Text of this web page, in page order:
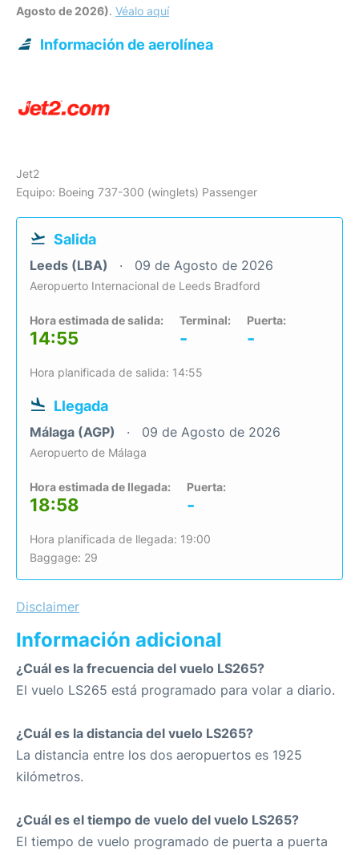
Agosto de 2026). Véalo aquí
Información de aerolínea
Jet2
Equipo: Boeing 737-300 (winglets) Passenger
Salida
Leeds (LBA) 09 de Agosto de 2026
Aeropuerto Internacional de Leeds Bradford
Hora estimada de salida:
14:55
Terminal:
-
Puerta:
-
Hora planificada de salida: 14:55
Llegada
Málaga (AGP) 09 de Agosto de 2026
Aeropuerto de Málaga
Hora estimada de llegada:
18:58
Puerta:
-
Hora planificada de llegada: 19:00
Baggage: 29
Disclaimer
Información adicional
¿Cuál es la frecuencia del vuelo LS265?
El vuelo LS265 está programado para volar a diario.
¿Cuál es la distancia del vuelo LS265?
La distancia entre los dos aeropuertos es 1925
kilómetros.
¿Cuál es el tiempo de vuelo del vuelo LS265?
El tiempo de vuelo programado de puerta a puerta